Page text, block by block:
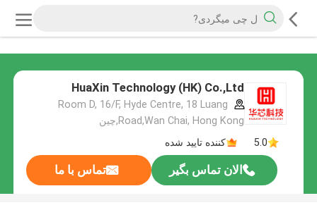
HuaXin Technology (HK) Co.,Ltd
Room D, 16/F, Hyde Centre, 18 Luang
Road,Wan Chai, Hong Kong,چین
5.0
کننده تایید شده
الان تماس بگیر تماس با ما